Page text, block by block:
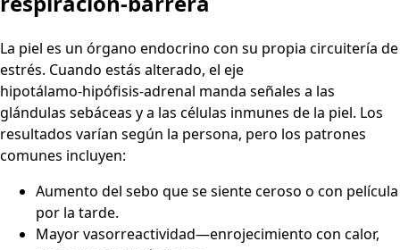
La piel es un órgano endocrino con su propia circuitería de
estrés. Cuando estás alterado, el eje
hipotálamo‑hipófisis‑adrenal manda señales a las
glándulas sebáceas y a las células inmunes de la piel. Los
resultados varían según la persona, pero los patrones
comunes incluyen:
Aumento del sebo que se siente ceroso o con película
por la tarde.
Mayor vasorreactividad—enrojecimiento con calor,